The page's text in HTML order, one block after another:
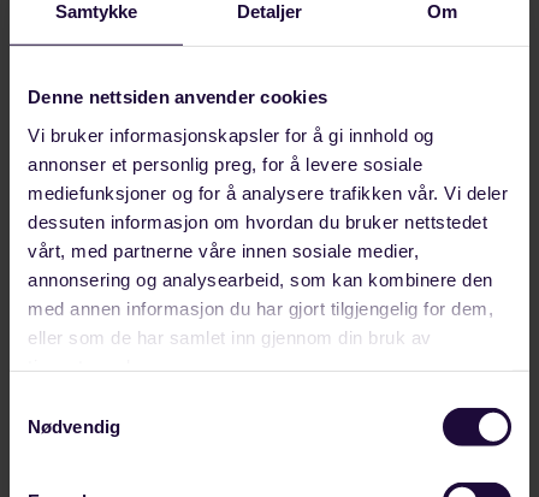
Samtykke Detaljer Om
Denne nettsiden anvender cookies
Vi bruker informasjonskapsler for å gi innhold og
annonser et personlig preg, for å levere sosiale
mediefunksjoner og for å analysere trafikken vår. Vi deler
dessuten informasjon om hvordan du bruker nettstedet
vårt, med partnerne våre innen sosiale medier,
annonsering og analysearbeid, som kan kombinere den
med annen informasjon du har gjort tilgjengelig for dem,
eller som de har samlet inn gjennom din bruk av
Nødvendig
SEPTEMBER 07, 2021
Industriledere om EØS-avtalen: – En
forutsetning for at industrien ligger her og
ikke i Sverige
EØS-avtalen, veibygging og eksport ble viktige
tema da Industri Energi, Fellesforbundet og LO
Innlandet tok med seg Hedmarks
stortingskandidater på…